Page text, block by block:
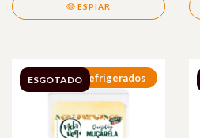
ESPIAR
Refrigerados
ESGOTADO